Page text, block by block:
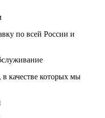
по всей России и
качестве которых мы